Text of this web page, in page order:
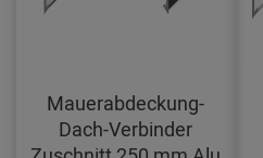
Mauerabdeckung-
Dach-Verbinder